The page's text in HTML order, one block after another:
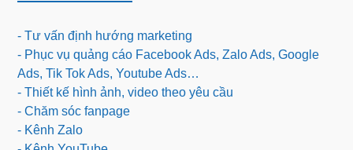
- Tư vấn định hướng marketing
- Phục vụ quảng cáo Facebook Ads, Zalo Ads, Google
Ads, Tik Tok Ads, Youtube Ads…
- Thiết kế hình ảnh, video theo yêu cầu
- Chăm sóc fanpage
- Kênh Zalo